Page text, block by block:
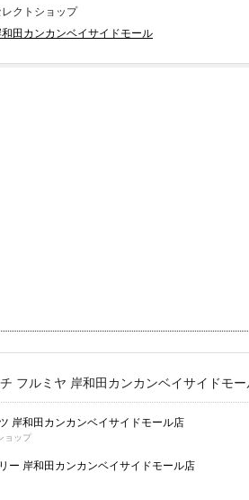
クトショップ
和田カンカンベイサイドモール
フルミヤ 岸和田カンカンベイサイドモ
岸和田カンカンベイサイドモール店
ョップ
ー 岸和田カンカンベイサイドモール店